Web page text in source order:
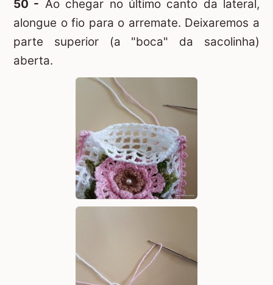
50 - Ao chegar no último canto da lateral,
alongue o fio para o arremate. Deixaremos a
parte superior (a "boca" da sacolinha)
aberta.